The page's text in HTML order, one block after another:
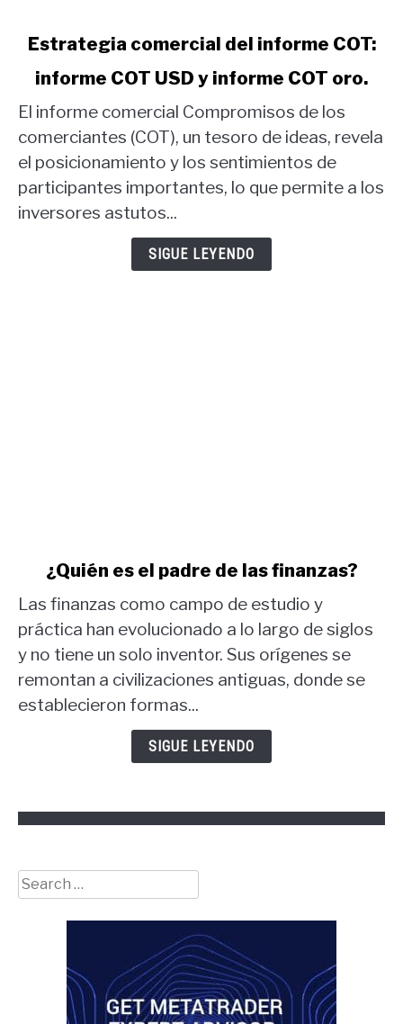
link
Estrategia
comercial
del
informe
COT:
informe
COT
Estrategia comercial del informe COT:
informe COT USD y informe COT oro.
El informe comercial Compromisos de los
comerciantes (COT), un tesoro de ideas, revela
el posicionamiento y los sentimientos de
participantes importantes, lo que permite a los
inversores astutos...
SIGUE LEYENDO
¿Quién
es
el
las
¿Quién es el padre de las finanzas?
Las finanzas como campo de estudio y
práctica han evolucionado a lo largo de siglos
y no tiene un solo inventor. Sus orígenes se
remontan a civilizaciones antiguas, donde se
establecieron formas...
SIGUE LEYENDO
Search
for: